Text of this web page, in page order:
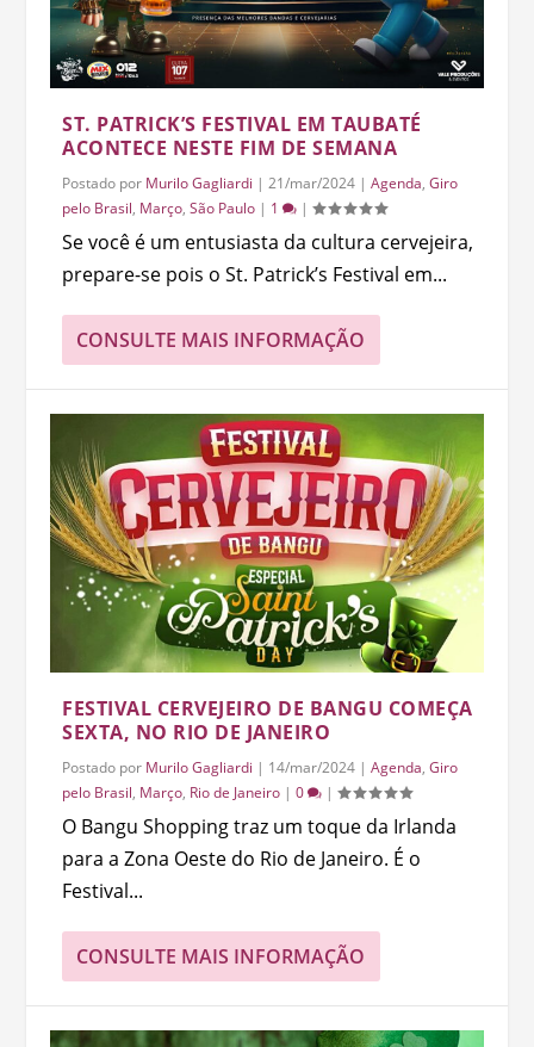
ST. PATRICK’S FESTIVAL EM TAUBATÉ
ACONTECE NESTE FIM DE SEMANA
Postado por Murilo Gagliardi |21/mar/2024 |Agenda,Giro
pelo Brasil, Março,São Paulo | 1 |
Se você é um entusiasta da cultura cervejeira,
prepare-se pois o St. Patrick’s Festival em...
CONSULTE MAIS INFORMAÇÃO
FESTIVAL CERVEJEIRO DE BANGU COMEÇA
SEXTA, NO RIO DE JANEIRO
Postado por Murilo Gagliardi | 14/mar/2024 |Agenda,Giro
pelo Brasil, Março, Rio de Janeiro |0 |
O Bangu Shopping traz um toque da Irlanda
para a Zona Oeste do Rio de Janeiro. É o
Festival...
CONSULTE MAIS INFORMAÇÃO